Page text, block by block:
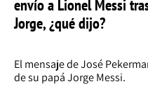
envío a Lionel Messi
Jorge, ¿qué dijo?
El mensaje de José
de su papá Jorge Messi.